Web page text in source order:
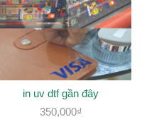
in uv dtf gần đây
350,000₫